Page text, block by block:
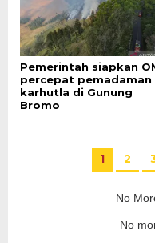
Pemerintah siapkan
percepat pemadaman
karhutla di Gunung
Bromo
1 2
No
No